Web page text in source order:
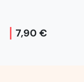
7,90 €